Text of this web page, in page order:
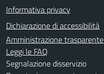
Informativa privacy
Dichiarazione di accessibilità
Amministrazione trasparente
Leggi le FAQ
Segnalazione disservizio